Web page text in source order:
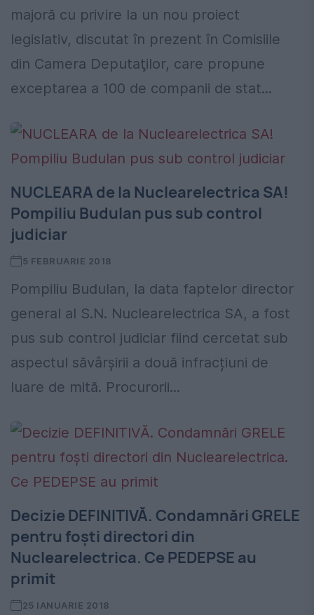
majoră cu privire la un nou proiect
legislativ, discutat în prezent în Comisiile
din Camera Deputaţilor, care propune
exceptarea a 100 de companii de stat...
NUCLEARA de la Nuclearelectrica SA!
Pompiliu Budulan pus sub control
judiciar
5 FEBRUARIE 2018
Pompiliu Budulan, la data faptelor director
general al S.N. Nuclearelectrica SA, a fost
pus sub control judiciar fiind cercetat sub
aspectul săvârșirii a două infracțiuni de
luare de mită. Procurorii...
Decizie DEFINITIVĂ. Condamnări GRELE
pentru foști directori din
Nuclearelectrica. Ce PEDEPSE au
primit
25 IANUARIE 2018